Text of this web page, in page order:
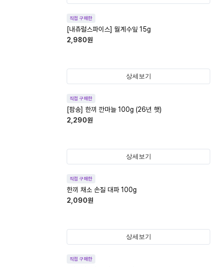
직접 구매한
[내츄럴스파이스] 월계수잎 15g
2,980원
상세보기
직접 구매한
[팜송] 한끼 깐마늘 100g (26년 햇)
2,290원
상세보기
직접 구매한
한끼 채소 손질 대파 100g
2,090원
상세보기
직접 구매한